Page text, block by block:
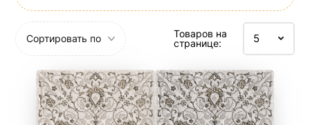
Сортировать по
Товаров на
странице: